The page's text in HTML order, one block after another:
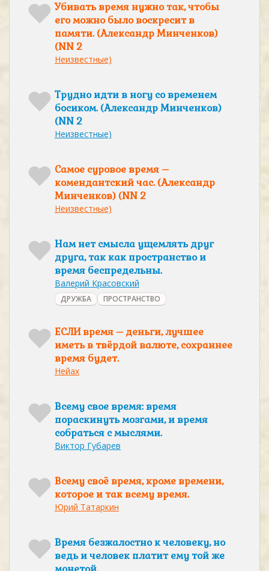
Убивать время нужно так, чтобы
его можно было воскресит в
памяти. (Александр Минченков)
(NN 2
Неизвестные)
Трудно идти в ногу со временем
босиком. (Александр Минченков)
(NN 2
Неизвестные)
Самое суровое время –
комендантский час. (Александр
Минченков) (NN 2
Неизвестные)
Нам нет смысла ущемлять друг
друга, так как пространство и
время беспредельны.
Валерий Красовский
ДРУЖБА ПРОСТРАНСТВО
ЕСЛИ время – деньги, лучшее
иметь в твёрдой валюте, сохраннее
время будет.
Нейах
Всему свое время: время
пораскинуть мозгами, и время
собраться с мыслями.
Виктор Губарев
Всему своё время, кроме времени,
которое и так всему время.
Юрий Татаркин
Время безжалостно к человеку, но
ведь и человек платит ему той же